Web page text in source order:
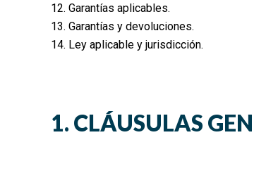
12. Garantías aplicables.
13. Garantías y devoluciones.
14. Ley aplicable y jurisdicción.
1. CLÁUSULAS